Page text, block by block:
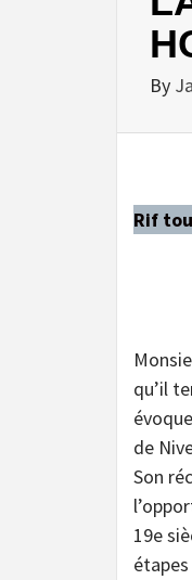
By
Rif
qu’il
de
Son
19e